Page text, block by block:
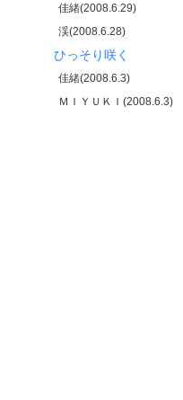
佳緒(2008.6.29)
渓(2008.6.28)
ひっそり咲く
佳緒(2008.6.3)
ＭＩＹＵＫＩ(2008.6.3)